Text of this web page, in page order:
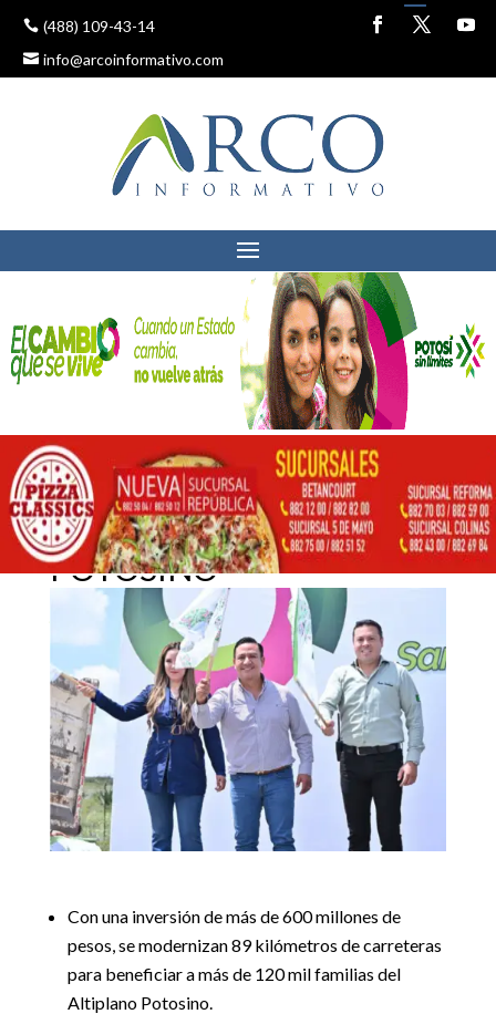
(488) 109-43-14
info@arcoinformativo.com
5 Noticias locales
GOBIERNO ACERCA MOVILIDAD HISTÓRICA AL
ALTIPLANO POTOSINO
GOBIERNO ACERCA
MOVILIDAD HISTÓRICA
AL ALTIPLANO
POTOSINO
Destacadas|Noticias locales
4 julio, 2026
Con una inversión de más de 600 millones de
pesos, se modernizan 89 kilómetros de carreteras
para beneficiar a más de 120 mil familias del
Altiplano Potosino.